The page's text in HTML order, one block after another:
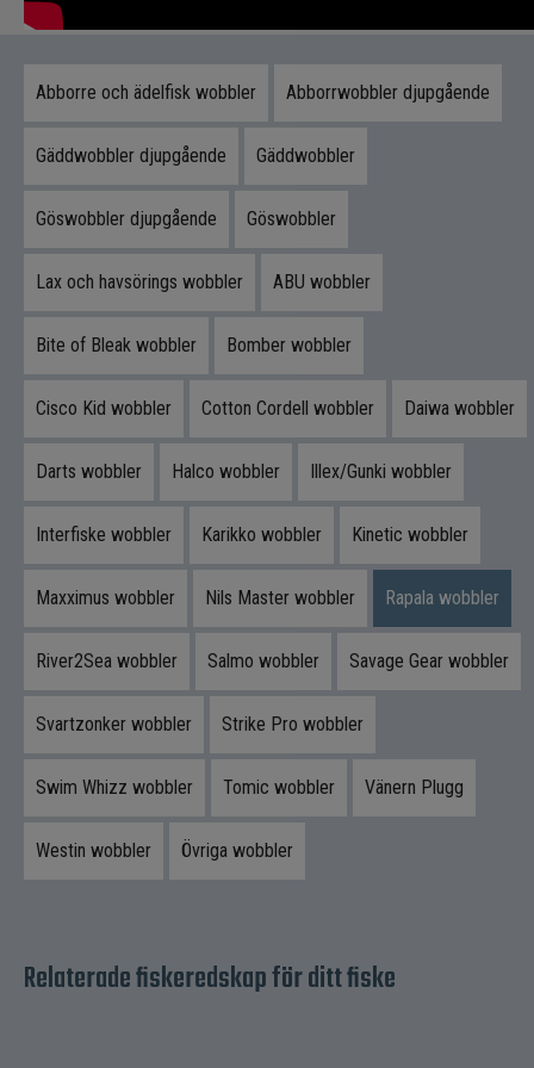
Den stora profilen gör den idealisk för selektivt
storfiskfiske.
Rapala är kända för sin höga finish och
konsekventa kvalitet, och Scatter Rap Husky är
inget undantag. Den flytande konstruktionen ger
perfekt kontroll över presentationen och betet
behåller sin gång även vid varierande hastighet.
Produktfördelar
Unik Scatter Lip-teknologi
Extremt effektiv för gös & storfisk
Mycket hög byggkvalitet
Antal 1 st
Längd 13 cm
Egenskap Flytande
Kropp Hårdplast
Abborre och ädelfisk wobbler Abborrwobbler djupgående
Gäddwobbler djupgående Gäddwobbler
Göswobbler djupgående Göswobbler
Lax och havsörings wobbler ABU wobbler
Bite of Bleak wobbler Bomber wobbler
Cisco Kid wobbler Cotton Cordell wobbler Daiwa wobbler
Darts wobbler Halco wobbler Illex/Gunki wobbler
Interfiske wobbler Karikko wobbler Kinetic wobbler
Maxximus wobbler Nils Master wobbler Rapala wobbler
River2Sea wobbler Salmo wobbler Savage Gear wobbler
Svartzonker wobbler Strike Pro wobbler
Swim Whizz wobbler Tomic wobbler Vänern Plugg
Westin wobbler Övriga wobbler
Relaterade fiskeredskap för ditt fiske